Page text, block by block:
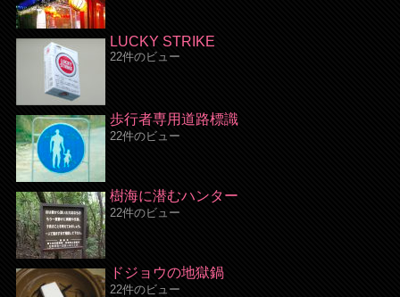
LUCKY STRIKE
22件のビュー
歩行者専用道路標識
22件のビュー
樹海に潜むハンター
22件のビュー
ドジョウの地獄鍋
22件のビュー